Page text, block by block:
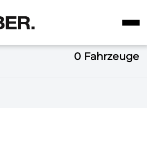
0 Fahrzeuge